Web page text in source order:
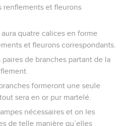
renflements et fleurons
quatre calices en forme
et fleurons correspondants.
de branches partant de la
formeront une seule
sera en or pur martelé.
nécessaires et on les
de telle manière qu’elles